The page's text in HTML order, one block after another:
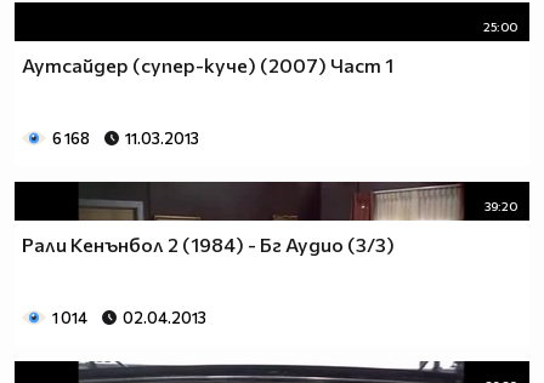
25:00
Аутсайдер (супер-куче) (2007) Част 1
6 168 11.03.2013
39:20
Рали Кенънбол 2 (1984) - Бг Аудио (3/3)
1 014 02.04.2013